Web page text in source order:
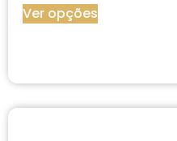
Ver opções